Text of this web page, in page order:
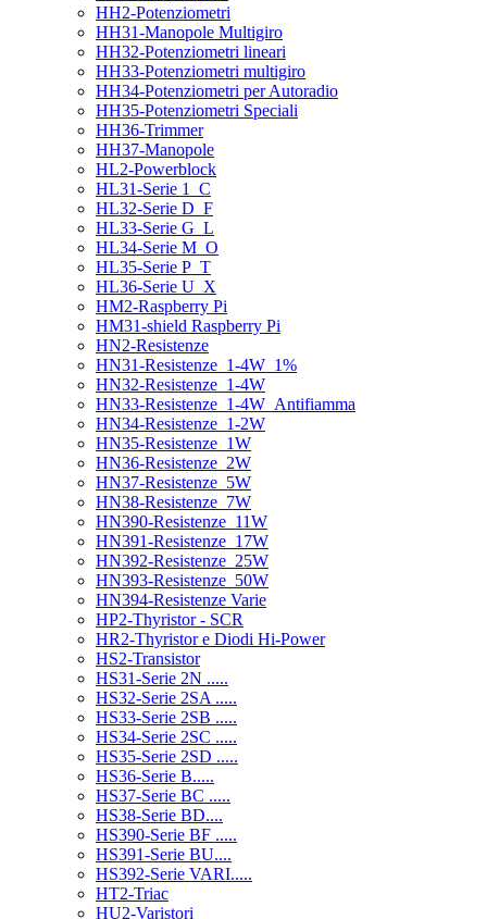
HH2-Potenziometri
HH31-Manopole Multigiro
HH32-Potenziometri lineari
HH33-Potenziometri multigiro
HH34-Potenziometri per Autoradio
HH35-Potenziometri Speciali
HH36-Trimmer
HH37-Manopole
HL2-Powerblock
HL31-Serie 1_C
HL32-Serie D_F
HL33-Serie G_L
HL34-Serie M_O
HL35-Serie P_T
HL36-Serie U_X
HM2-Raspberry Pi
HM31-shield Raspberry Pi
HN2-Resistenze
HN31-Resistenze_1-4W_1%
HN32-Resistenze_1-4W
HN33-Resistenze_1-4W_Antifiamma
HN34-Resistenze_1-2W
HN35-Resistenze_1W
HN36-Resistenze_2W
HN37-Resistenze_5W
HN38-Resistenze_7W
HN390-Resistenze_11W
HN391-Resistenze_17W
HN392-Resistenze_25W
HN393-Resistenze_50W
HN394-Resistenze Varie
HP2-Thyristor - SCR
HR2-Thyristor e Diodi Hi-Power
HS2-Transistor
HS31-Serie 2N .....
HS32-Serie 2SA .....
HS33-Serie 2SB .....
HS34-Serie 2SC .....
HS35-Serie 2SD .....
HS36-Serie B.....
HS37-Serie BC .....
HS38-Serie BD....
HS390-Serie BF .....
HS391-Serie BU....
HS392-Serie VARI.....
HT2-Triac
HU2-Varistori